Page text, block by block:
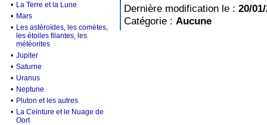
• La Terre et la Lune
• Mars
• Les astéroïdes, les comètes,
les étoiles filantes, les
météorites
• Jupiter
• Saturne
• Uranus
• Neptune
• Pluton et les autres
• La Ceinture et le Nuage de
Oort
Dernière modification le : 20/
Catégorie : Aucune